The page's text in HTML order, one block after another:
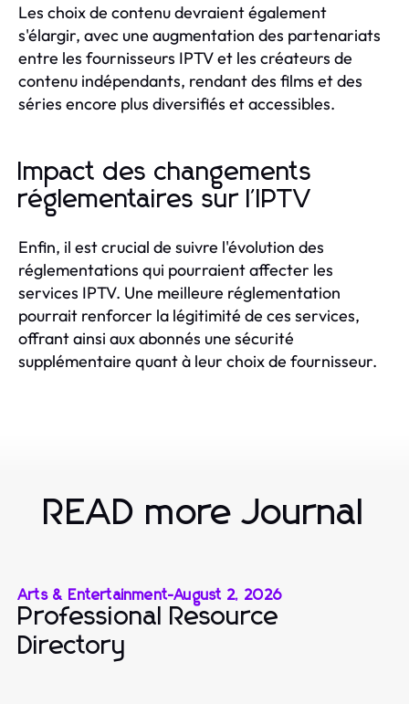
Les choix de contenu devraient également
s'élargir, avec une augmentation des partenariats
entre les fournisseurs IPTV et les créateurs de
contenu indépendants, rendant des films et des
séries encore plus diversifiés et accessibles.
Impact des changements
réglementaires sur l'IPTV
Enfin, il est crucial de suivre l'évolution des
réglementations qui pourraient affecter les
services IPTV. Une meilleure réglementation
pourrait renforcer la légitimité de ces services,
offrant ainsi aux abonnés une sécurité
supplémentaire quant à leur choix de fournisseur.
READ more Journal
Arts & Entertainment-August 2, 2026
Professional Resource
Directory